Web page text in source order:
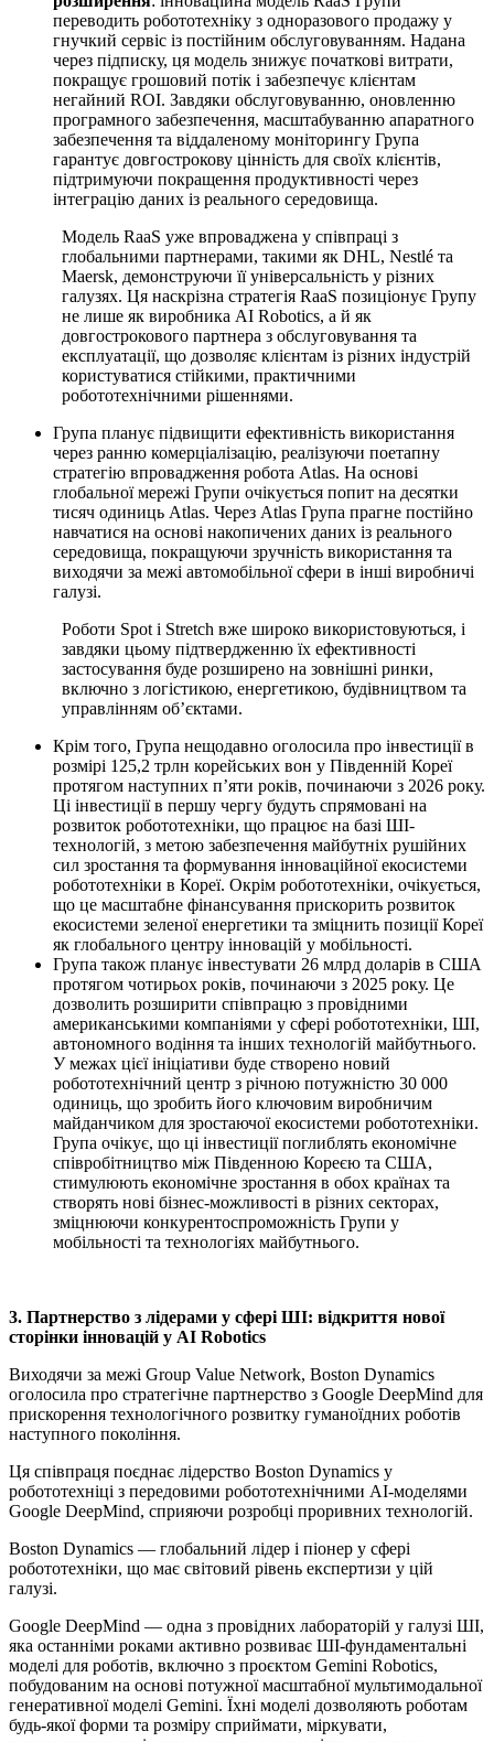
переводить робототехніку з одноразового продажу у
гнучкий сервіс із постійним обслуговуванням. Надана
через підписку, ця модель знижує початкові витрати,
покращує грошовий потік і забезпечує клієнтам
негайний ROI. Завдяки обслуговуванню, оновленню
програмного забезпечення, масштабуванню апаратного
забезпечення та віддаленому моніторингу Група
гарантує довгострокову цінність для своїх клієнтів,
підтримуючи покращення продуктивності через
інтеграцію даних із реального середовища.
Модель RaaS уже впроваджена у співпраці з
глобальними партнерами, такими як DHL, Nestlé та
Maersk, демонструючи її універсальність у різних
галузях. Ця наскрізна стратегія RaaS позиціонує Групу
не лише як виробника AI Robotics, а й як
довгострокового партнера з обслуговування та
експлуатації, що дозволяє клієнтам із різних індустрій
користуватися стійкими, практичними
робототехнічними рішеннями.
Група планує підвищити ефективність використання
через ранню комерціалізацію, реалізуючи поетапну
стратегію впровадження робота Atlas. На основі
глобальної мережі Групи очікується попит на десятки
тисяч одиниць Atlas. Через Atlas Група прагне постійно
навчатися на основі накопичених даних із реального
середовища, покращуючи зручність використання та
виходячи за межі автомобільної сфери в інші виробничі
галузі.
Роботи Spot і Stretch вже широко використовуються, і
завдяки цьому підтвердженню їх ефективності
застосування буде розширено на зовнішні ринки,
включно з логістикою, енергетикою, будівництвом та
управлінням об’єктами.
Крім того, Група нещодавно оголосила про інвестиції в
розмірі 125,2 трлн корейських вон у Південній Кореї
протягом наступних п’яти років, починаючи з 2026 року.
Ці інвестиції в першу чергу будуть спрямовані на
розвиток робототехніки, що працює на базі ШІ-
технологій, з метою забезпечення майбутніх рушійних
сил зростання та формування інноваційної екосистеми
робототехніки в Кореї. Окрім робототехніки, очікується,
що це масштабне фінансування прискорить розвиток
екосистеми зеленої енергетики та зміцнить позиції Кореї
як глобального центру інновацій у мобільності.
Група також планує інвестувати 26 млрд доларів в США
протягом чотирьох років, починаючи з 2025 року. Це
дозволить розширити співпрацю з провідними
американськими компаніями у сфері робототехніки, ШІ,
автономного водіння та інших технологій майбутнього.
У межах цієї ініціативи буде створено новий
робототехнічний центр з річною потужністю 30 000
одиниць, що зробить його ключовим виробничим
майданчиком для зростаючої екосистеми робототехніки.
Група очікує, що ці інвестиції поглиблять економічне
співробітництво між Південною Кореєю та США,
стимулюють економічне зростання в обох країнах та
створять нові бізнес-можливості в різних секторах,
зміцнюючи конкурентоспроможність Групи у
мобільності та технологіях майбутнього.
3. Партнерство з лідерами у сфері ШІ: відкриття нової
сторінки інновацій у AI Robotics
Виходячи за межі Group Value Network, Boston Dynamics
оголосила про стратегічне партнерство з Google DeepMind для
прискорення технологічного розвитку гуманоїдних роботів
наступного покоління.
Ця співпраця поєднає лідерство Boston Dynamics у
робототехніці з передовими робототехнічними AI-моделями
Google DeepMind, сприяючи розробці проривних технологій.
Boston Dynamics — глобальний лідер і піонер у сфері
робототехніки, що має світовий рівень експертизи у цій
галузі.
Google DeepMind — одна з провідних лабораторій у галузі ШІ,
яка останніми роками активно розвиває ШІ-фундаментальні
моделі для роботів, включно з проєктом Gemini Robotics,
побудованим на основі потужної масштабної мультимодальної
генеративної моделі Gemini. Їхні моделі дозволяють роботам
будь-якої форми та розміру сприймати, міркувати,